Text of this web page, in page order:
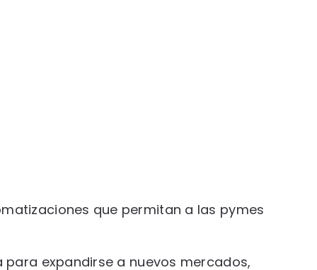
que permitan a las pymes
expandirse a nuevos mercados,